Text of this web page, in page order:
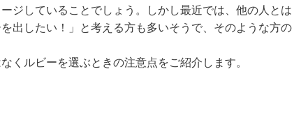
ジしていることでしょう。しかし最近では、他の人とは
出したい！」と考える方も多いそうで、そのような方の
くルビーを選ぶときの注意点をご紹介します。